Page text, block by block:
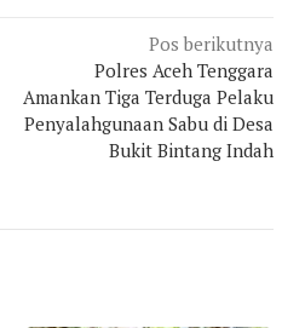
Pos berikutnya
Polres Aceh Tenggara
Amankan Tiga Terduga Pelaku
Penyalahgunaan Sabu di Desa
Bukit Bintang Indah